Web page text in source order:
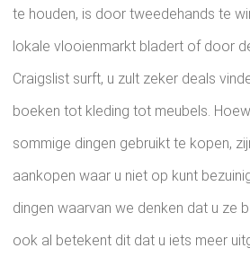
te houden, is door tweedehands te
lokale vlooienmarkt bladert of door
Craigslist surft, u zult zeker deals
boeken tot kleding tot meubels.
sommige dingen gebruikt te kopen,
aankopen waar u niet op kunt
dingen waarvan we denken dat u ze
ook al betekent dit dat u iets meer